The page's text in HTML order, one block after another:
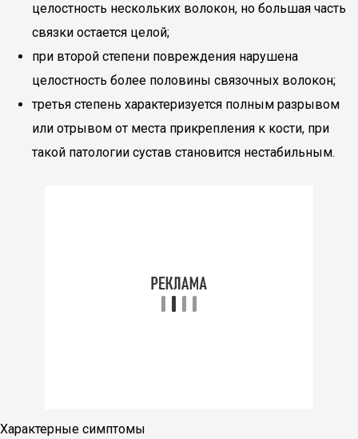
целостность нескольких волокон, но большая часть
связки остается целой;
при второй степени повреждения нарушена
целостность более половины связочных волокон;
третья степень характеризуется полным разрывом
или отрывом от места прикрепления к кости, при
такой патологии сустав становится нестабильным.
Характерные симптомы